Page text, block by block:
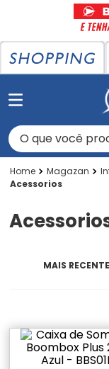
O que você
Magazan
Acessorios
MAIS